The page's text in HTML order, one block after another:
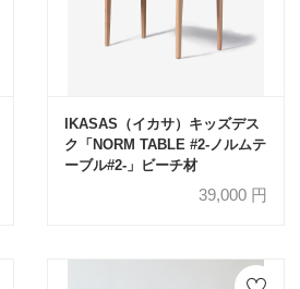
IKASAS（イカサ）キッズデス
ク「NORM TABLE #2-ノルムテ
ーブル#2-」ビーチ材
39,000 円